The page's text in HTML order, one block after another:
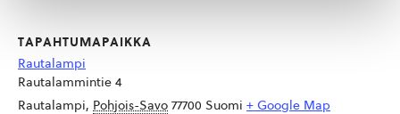
TAPAHTUMAPAIKKA
Rautalampi
Rautalammintie 4
Rautalampi, Pohjois-Savo 77700 Suomi + Google Map